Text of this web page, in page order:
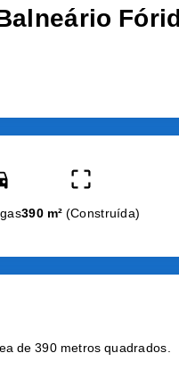
390 m² (Construída)
de 390 metros quadrados.